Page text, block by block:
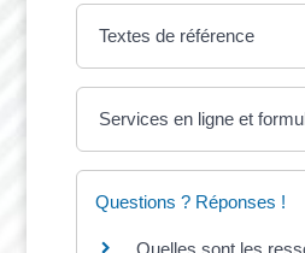
Textes de référence
Services en ligne et
Questions ? Réponses !